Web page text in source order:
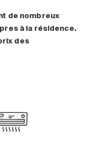
de nombreux
à la résidence.
des